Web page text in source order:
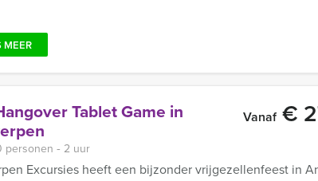
MEER
Tablet Game in Vanaf€
personen ‐ 2 uur
Excursies heeft een bijzonder vrijgezellenfeest in